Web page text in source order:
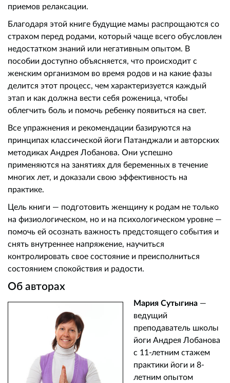
приемов релаксации.
Благодаря этой книге будущие мамы распрощаются со
страхом перед родами, который чаще всего обусловлен
недостатком знаний или негативным опытом. В
пособии доступно объясняется, что происходит с
женским организмом во время родов и на какие фазы
делится этот процесс, чем характеризуется каждый
этап и как должна вести себя роженица, чтобы
облегчить боль и помочь ребенку появиться на свет.
Все упражнения и рекомендации базируются на
принципах классической йоги Патанджали и авторских
методиках Андрея Лобанова. Они успешно
применяются на занятиях для беременных в течение
многих лет, и доказали свою эффективность на
практике.
Цель книги — подготовить женщину к родам не только
на физиологическом, но и на психологическом уровне —
помочь ей осознать важность предстоящего события и
снять внутреннее напряжение, научиться
контролировать свое состояние и преисполниться
состоянием спокойствия и радости.
Об авторах
Мария Сутыгина —
ведущий
преподаватель школы
йоги Андрея Лобанова
с 11-летним стажем
практики йоги и 8-
летним опытом